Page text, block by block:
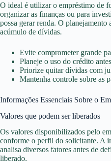
O ideal é utilizar o empréstimo de
organizar as finanças ou para
possa gerar renda. O planejamento
acúmulo de dívidas.
Evite comprometer grande
Planeje o uso do crédito
Priorize quitar dívidas com
Mantenha controle sobre as
Informações Essenciais Sobre o
Valores que podem ser liberados
Os valores disponibilizados pelo
conforme o perfil do solicitante. A
analisa diversos fatores antes de
liberado.